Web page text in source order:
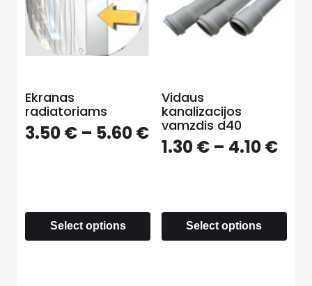
Ekranas
radiatoriams
3.50€ – 5.60€
Select options
Vidaus
kanalizacijos
vamzdis d40
1.30€– 4.10€
Select options